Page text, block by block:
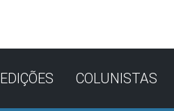
EDIÇÕES COLUNISTAS